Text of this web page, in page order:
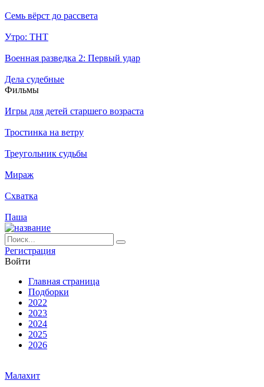
Семь вёрст до рассвета
Утро: ТНТ
Военная разведка 2: Первый удар
Дела судебные
Филь­мы
Игры для детей старшего возраста
Тростинка на ветру
Треугольник судьбы
Мираж
Схватка
Паша
Ре­ги­ст­ра­ция
Вой­ти
Глав­ная стра­ни­ца
Подборки
2022
2023
2024
2025
2026
Малахит